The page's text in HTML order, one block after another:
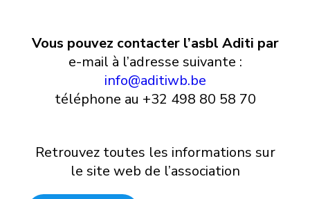
Vous pouvez contacter l’asbl Aditi par
e-mail à l’adresse suivante :
info@aditiwb.be
téléphone au +32 498 80 58 70
Retrouvez toutes les informations sur
le site web de l’association